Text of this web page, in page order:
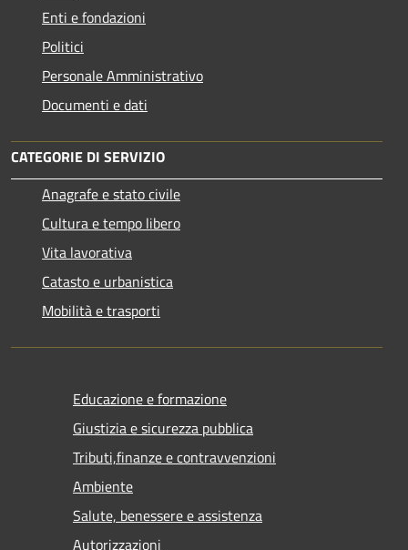
Enti e fondazioni
Politici
Personale Amministrativo
Documenti e dati
CATEGORIE DI SERVIZIO
Anagrafe e stato civile
Cultura e tempo libero
Vita lavorativa
Catasto e urbanistica
Mobilità e trasporti
Educazione e formazione
Giustizia e sicurezza pubblica
Tributi,finanze e contravvenzioni
Ambiente
Salute, benessere e assistenza
Autorizzazioni